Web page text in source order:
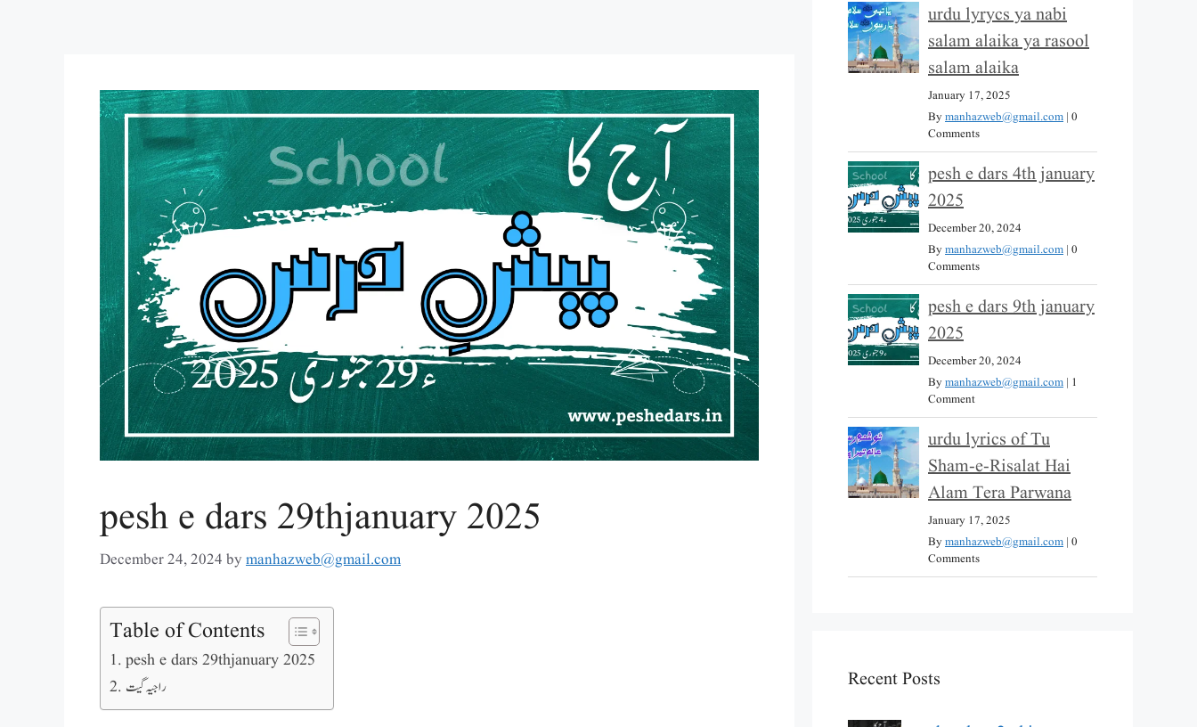
pesh e dars 29thjanuary 2025
December 24, 2024 bymanhazweb@gmail.com
Table of Contents
pesh e dars 29thjanuary 2025
راجیہ گیت
urdu lyrycs ya nabi
salam alaika ya rasool
salam alaika
January 17, 2025
Bymanhazweb@gmail.com | 0
Comments
pesh e dars 4th january
2025
December 20, 2024
Bymanhazweb@gmail.com | 0
Comments
pesh e dars 9th january
2025
December 20, 2024
Bymanhazweb@gmail.com | 1
Comment
urdu lyrics of Tu
Sham-e-Risalat Hai
Alam Tera Parwana
January 17, 2025
Bymanhazweb@gmail.com | 0
Comments
Recent Posts